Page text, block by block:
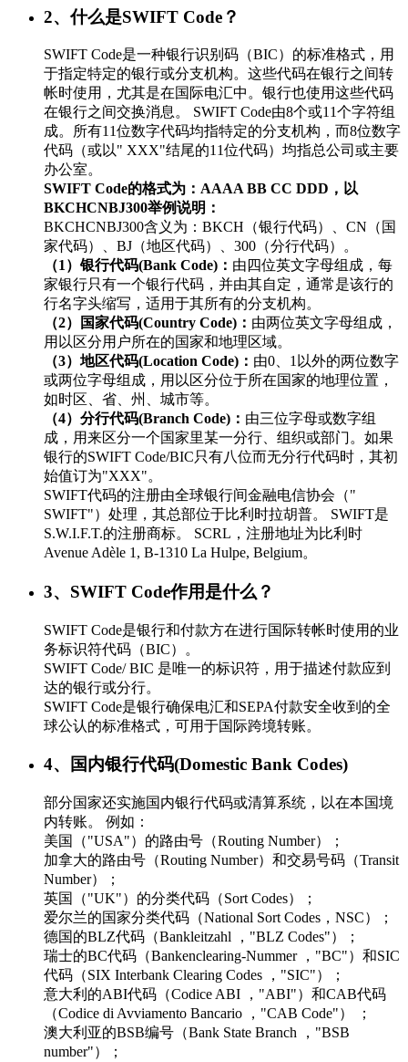
2、什么是SWIFT Code？
SWIFT Code是一种银行识别码（BIC）的标准格式，用
于指定特定的银行或分支机构。这些代码在银行之间转
帐时使用，尤其是在国际电汇中。银行也使用这些代码
在银行之间交换消息。 SWIFT Code由8个或11个字符组
成。所有11位数字代码均指特定的分支机构，而8位数字
代码（或以" XXX"结尾的11位代码）均指总公司或主要
办公室。
SWIFT Code的格式为：AAAA BB CC DDD，以
BKCHCNBJ300举例说明：
BKCHCNBJ300含义为：BKCH（银行代码）、CN（国
家代码）、BJ（地区代码）、300（分行代码）。
（1）银行代码(Bank Code)： 由四位英文字母组成，每
家银行只有一个银行代码，并由其自定，通常是该行的
行名字头缩写，适用于其所有的分支机构。
（2）国家代码(Country Code)： 由两位英文字母组成，
用以区分用户所在的国家和地理区域。
（3）地区代码(Location Code)： 由0、1以外的两位数字
或两位字母组成，用以区分位于所在国家的地理位置，
如时区、省、州、城市等。
（4）分行代码(Branch Code)： 由三位字母或数字组
成，用来区分一个国家里某一分行、组织或部门。如果
银行的SWIFT Code/BIC只有八位而无分行代码时，其初
始值订为"XXX"。
SWIFT代码的注册由全球银行间金融电信协会（"
SWIFT"）处理，其总部位于比利时拉胡普。 SWIFT是
S.W.I.F.T.的注册商标。 SCRL，注册地址为比利时
Avenue Adèle 1, B-1310 La Hulpe, Belgium。
3、SWIFT Code作用是什么？
SWIFT Code是银行和付款方在进行国际转帐时使用的业
务标识符代码（BIC）。
SWIFT Code/ BIC 是唯一的标识符，用于描述付款应到
达的银行或分行。
SWIFT Code是银行确保电汇和SEPA付款安全收到的全
球公认的标准格式，可用于国际跨境转账。
4、国内银行代码(Domestic Bank Codes)
部分国家还实施国内银行代码或清算系统，以在本国境
内转账。 例如：
美国（"USA"）的路由号（Routing Number）；
加拿大的路由号（Routing Number）和交易号码（Transit
Number）；
英国（"UK"）的分类代码（Sort Codes）；
爱尔兰的国家分类代码（National Sort Codes，NSC）；
德国的BLZ代码（Bankleitzahl ，"BLZ Codes"）；
瑞士的BC代码（Bankenclearing-Nummer ，"BC"）和SIC
代码（SIX Interbank Clearing Codes ，"SIC"）；
意大利的ABI代码（Codice ABI ，"ABI"）和CAB代码
（Codice di Avviamento Bancario ，"CAB Code"） ；
澳大利亚的BSB编号（Bank State Branch ，"BSB
number"）；